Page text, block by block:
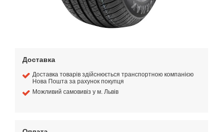
Доставка
Доставка товарів здійснюється транспортною компанією
Нова Пошта за рахунок покупця
Можливий самовивіз у м. Львів